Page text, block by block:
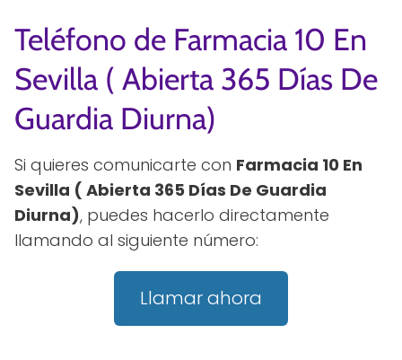
Teléfono de Farmacia 10 En
Sevilla ( Abierta 365 Días De
Guardia Diurna)
Si quieres comunicarte con Farmacia 10 En
Sevilla ( Abierta 365 Días De Guardia
Diurna), puedes hacerlo directamente
llamando al siguiente número:
Llamar ahora